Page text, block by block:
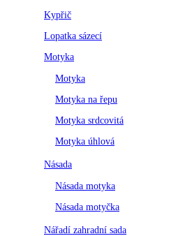
Kypřič
Lopatka sázecí
Motyka
Motyka
Motyka na řepu
Motyka srdcovitá
Motyka úhlová
Násada
Násada motyka
Násada motyčka
Nářadí zahradní sada